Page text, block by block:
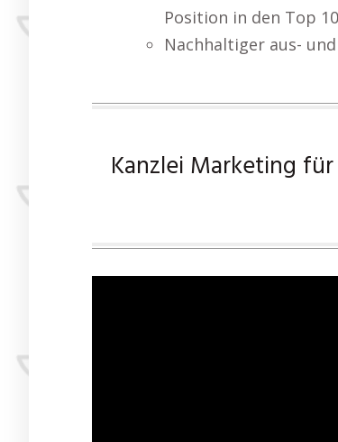
Position in den Top 10
Nachhaltiger aus-
Kanzlei Marketing